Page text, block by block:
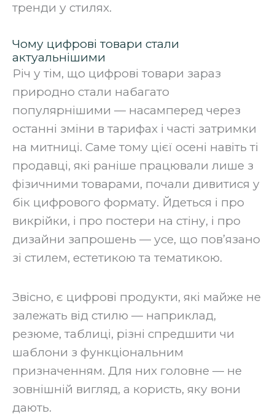
тренди у стилях.
Чому цифрові товари стали
актуальнішими
Річ у тім, що цифрові товари зараз
природно стали набагато
популярнішими — насамперед через
останні зміни в тарифах і часті затримки
на митниці. Саме тому цієї осені навіть ті
продавці, які раніше працювали лише з
фізичними товарами, почали дивитися у
бік цифрового формату. Йдеться і про
викрійки, і про постери на стіну, і про
дизайни запрошень — усе, що пов’язано
зі стилем, естетикою та тематикою.
‍Звісно, є цифрові продукти, які майже не
залежать від стилю — наприклад,
резюме, таблиці, різні спредшити чи
шаблони з функціональним
призначенням. Для них головне — не
зовнішній вигляд, а користь, яку вони
дають.